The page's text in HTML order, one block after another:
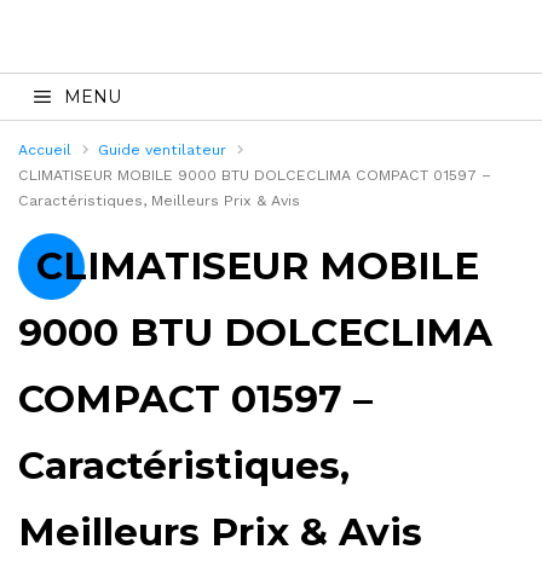
MENU
Accueil
Guide ventilateur
CLIMATISEUR MOBILE 9000 BTU DOLCECLIMA COMPACT 01597 –
Caractéristiques, Meilleurs Prix & Avis
CLIMATISEUR MOBILE
9000 BTU DOLCECLIMA
COMPACT 01597 –
Caractéristiques,
Meilleurs Prix & Avis